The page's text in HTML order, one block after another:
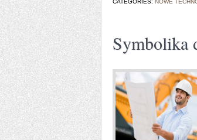
CATEGORIES: NOWE
Symbolika